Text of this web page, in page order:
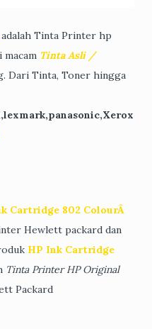
adalah Tinta Printer hp
Tinta Asli /
Dari Tinta, Toner hingga
Cartridge 802 ColourÂ
Hewlett packard dan
HP Ink Cartridge
Tinta Printer HP Original
Packard